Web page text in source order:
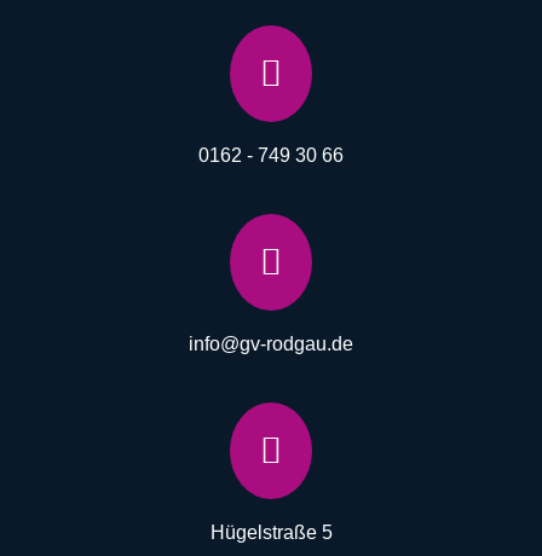

0162 - 749 30 66

info@gv-rodgau.de

Hügelstraße 5